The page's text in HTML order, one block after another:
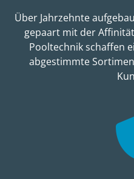
Über Jahrzehnte
gepaart mit der
Pooltechnik schaffen
abgestimmte